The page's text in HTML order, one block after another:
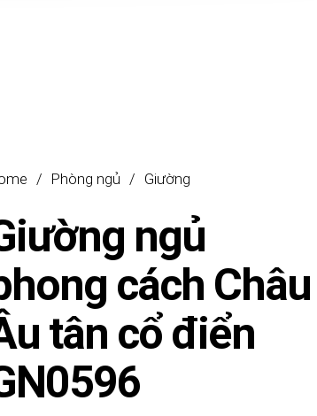
/ Phòng ngủ / Giường
ngủ
cách Châu
tân cổ điển